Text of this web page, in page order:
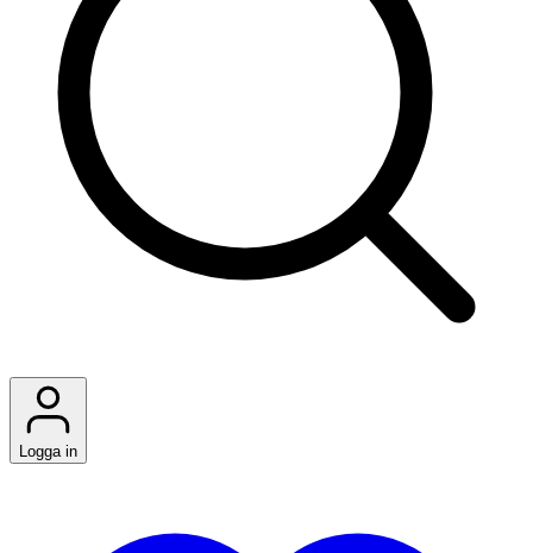
Logga in